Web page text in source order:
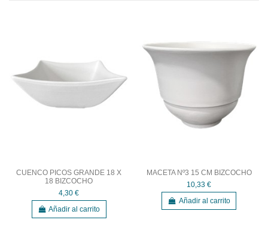
CUENCO PICOS GRANDE 18 X
18 BIZCOCHO
4,30 €
Añadir al carrito
MACETA Nº3 15 CM BIZCOCHO
10,33 €
Añadir al carrito